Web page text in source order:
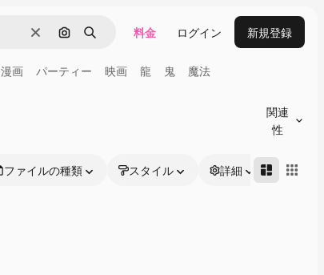
消去 画像で検索
検索 料金 ログイン 新規登録
漫画 パーティー 映画 龍 鬼 魔法
関連
性
ファイルの種類 スタイル 詳細